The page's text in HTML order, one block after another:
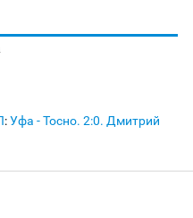
:Уфа - Тосно. 2:0. Дмитрий